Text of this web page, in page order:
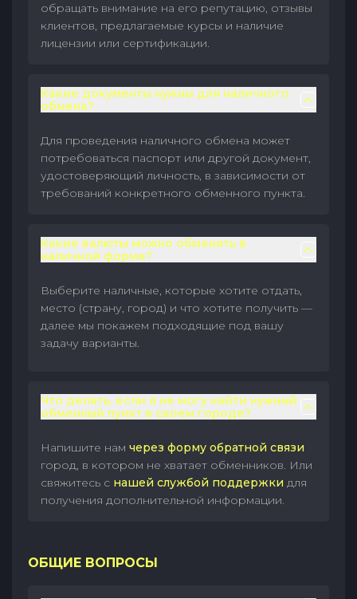
обращать внимание на его репутацию, отзывы
клиентов, предлагаемые курсы и наличие
лицензии или сертификации.
Какие документы нужны для наличного
обмена?
Для проведения наличного обмена может
потребоваться паспорт или другой документ,
удостоверяющий личность, в зависимости от
требований конкретного обменного пункта.
Какие валюты можно обменять в
наличной форме?
Выберите наличные, которые хотите отдать,
место (страну, город) и что хотите получить —
далее мы покажем подходящие под вашу
задачу варианты.
Что делать, если я не могу найти нужный
обменный пункт в своем городе?
Напишите нам через форму обратной связи
город, в котором не хватает обменников. Или
свяжитесь с нашей службой поддержки для
получения дополнительной информации.
ОБЩИЕ ВОПРОСЫ